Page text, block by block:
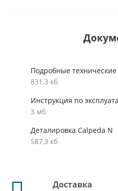
Подробные
831,3 кб
Инструкция по
3 мб
Деталировка Calpeda N
587,3 кб
Доставка